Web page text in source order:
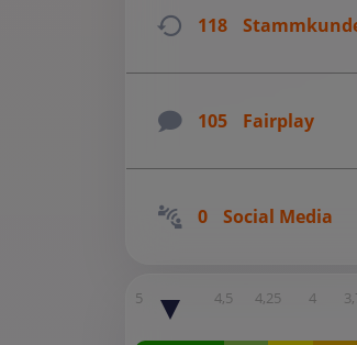
118
105 Fairplay
0 Social Media
5 4,5 4,25 4